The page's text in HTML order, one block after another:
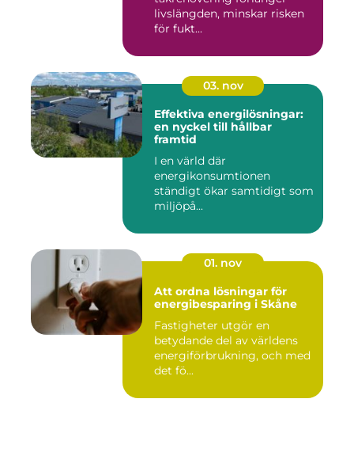
livslängden, minskar risken
för fukt...
03. nov
Effektiva energilösningar:
en nyckel till hållbar
framtid
I en värld där
energikonsumtionen
ständigt ökar samtidigt som
miljöpå...
01. nov
Att ordna lösningar för
energibesparing i Skåne
Fastigheter utgör en
betydande del av världens
energiförbrukning, och med
det fö...